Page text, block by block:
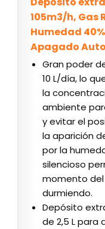
105m3/h, Gas
Humedad
Apagado
Gran poder
10 L/día, lo
la
ambiente
y evitar el
la aparición
por la
silencioso
momento del
durmiendo.
Depósito
de 2,5 L para